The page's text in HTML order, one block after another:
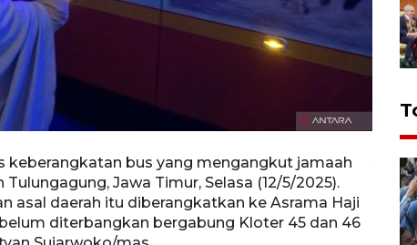
keberangkatan bus yang mengangkut jamaah
Jawa Timur, Selasa (12/5/2025).
asal daerah itu diberangkatkan ke Asrama Haji
diterbangkan bergabung Kloter 45 dan 46